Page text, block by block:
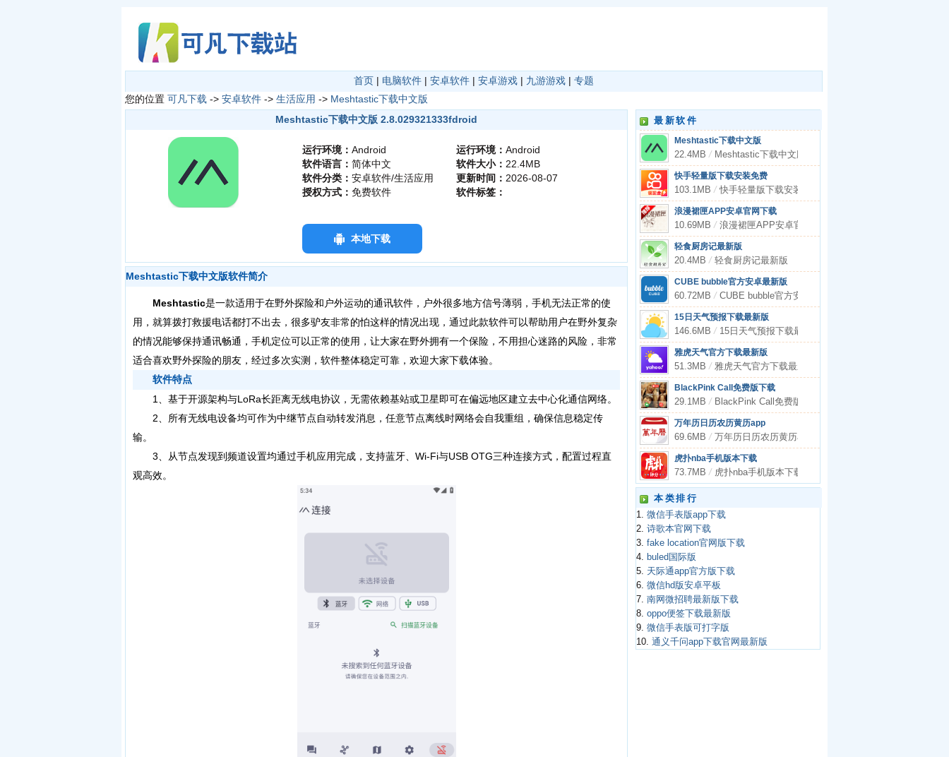
首页 | 电脑软件 | 安卓软件 | 安卓游戏 | 九游游戏 | 专题
您的位置 可凡下载 -> 安卓软件 -> 生活应用 -> Meshtastic下载中文版
Meshtastic下载中文版 2.8.029321333fdroid
运行环境： Android
软件语言： 简体中文
软件分类： 安卓软件/生活应用
授权方式： 免费软件
运行环境： Android
软件大小： 22.4MB
更新时间： 2026-08-07
软件标签：
本地下载
Meshtastic下载中文版软件简介
Meshtastic是一款适用于在野外探险和户外运动的通讯软件，户外很多地方信号薄弱，手机无法正常的使
用，就算拨打救援电话都打不出去，很多驴友非常的怕这样的情况出现，通过此款软件可以帮助用户在野外复杂
的情况能够保持通讯畅通，手机定位可以正常的使用，让大家在野外拥有一个保险，不用担心迷路的风险，非常
适合喜欢野外探险的朋友，经过多次实测，软件整体稳定可靠，欢迎大家下载体验。
软件特点
1、基于开源架构与LoRa长距离无线电协议，无需依赖基站或卫星即可在偏远地区建立去中心化通信网络。
2、所有无线电设备均可作为中继节点自动转发消息，任意节点离线时网络会自我重组，确保信息稳定传
输。
3、从节点发现到频道设置均通过手机应用完成，支持蓝牙、Wi-Fi与USB OTG三种连接方式，配置过程直
观高效。
最新软件
Meshtastic下载中文版
22.4MB/ Meshtastic下载中文版
快手轻量版下载安装免费
103.1MB/ 快手轻量版下载安装免费
浪漫裙匣APP安卓官网下载
10.69MB/ 浪漫裙匣APP安卓官网下载
轻食厨房记最新版
20.4MB/ 轻食厨房记最新版
CUBE bubble官方安卓最新版
60.72MB/ CUBE bubble官方安卓最新版
15日天气预报下载最新版
146.6MB/ 15日天气预报下载最新版
雅虎天气官方下载最新版
51.3MB/ 雅虎天气官方下载最新版
BlackPink Call免费版下载
29.1MB/ BlackPink Call免费版下载
万年历日历农历黄历app
69.6MB/ 万年历日历农历黄历app
虎扑nba手机版本下载
73.7MB/ 虎扑nba手机版本下载
本类排行
1. 微信手表版app下载
2. 诗歌本官网下载
3. fake location官网版下载
4. buled国际版
5. 天际通app官方版下载
6. 微信hd版安卓平板
7. 南网微招聘最新版下载
8. oppo便签下载最新版
9. 微信手表版可打字版
10. 通义千问app下载官网最新版